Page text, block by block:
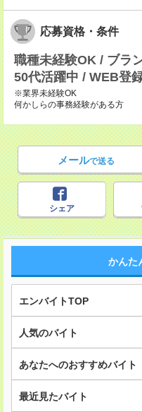
応募資格・条件
職種未経験OK / ブラ
50代活躍中 / WEB登
※業界未経験OK
何かしらの事務経験がある方
メールで送る
シェア
かんた
エンバイトTOP
人気のバイト
あなたへのおすすめバイト
最近見たバイト